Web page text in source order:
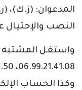
المدعوان: (ز.ك)،
النصب والإحتيال
واستغل المشتبه
06.99.21.41.08، 05.51.04.30.50، 06.56.30.82.58.
وكذا الحساب